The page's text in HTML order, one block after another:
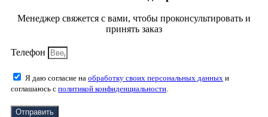
Менеджер свяжется с вами, чтобы проконсультировать и
принять заказ
Телефон
Я даю согласие на обработку своих персональных данных и
соглашаюсь с политикой конфиденциальности
Отправить